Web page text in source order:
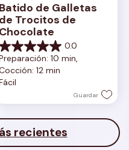
Batido de Galletas
de Trocitos de
Chocolate
0.0
0.0
10 min,
12 min
Guardar
recientes